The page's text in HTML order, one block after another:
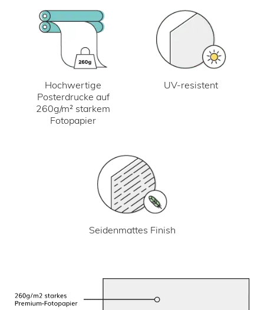
Hochwertige
Posterdrucke auf
260g/m² starkem
Fotopapier
UV-resistent
Seidenmattes Finish